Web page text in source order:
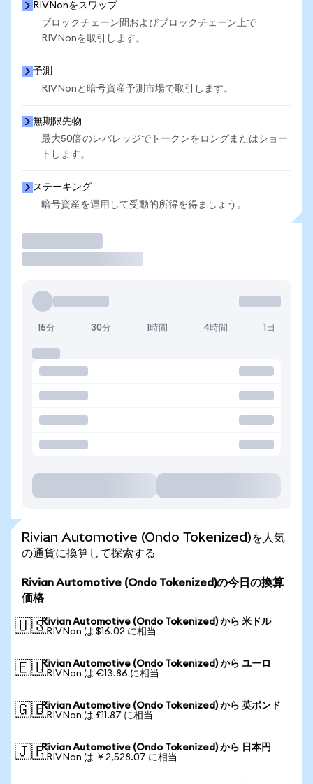
RIVNonをスワップ
ブロックチェーン間およびブロックチェーン上で
RIVNonを取引します。
予測
RIVNonと暗号資産予測市場で取引します。
無期限先物
最大50倍のレバレッジでトークンをロングまたはショー
トします。
ステーキング
暗号資産を運用して受動的所得を得ましょう。
15分 30分 1時間 4時間 1日
Rivian Automotive (Ondo Tokenized)を人気
の通貨に換算して探索する
Rivian Automotive (Ondo Tokenized)の今日の換算
価格
🇺🇸Rivian Automotive (Ondo Tokenized) から 米ドル
1 RIVNon は $16.02 に相当
🇪🇺Rivian Automotive (Ondo Tokenized) から ユーロ
1 RIVNon は €13.86 に相当
🇬🇧Rivian Automotive (Ondo Tokenized) から 英ポンド
1 RIVNon は £11.87 に相当
🇯🇵Rivian Automotive (Ondo Tokenized) から 日本円
1 RIVNon は ￥2,528.07 に相当